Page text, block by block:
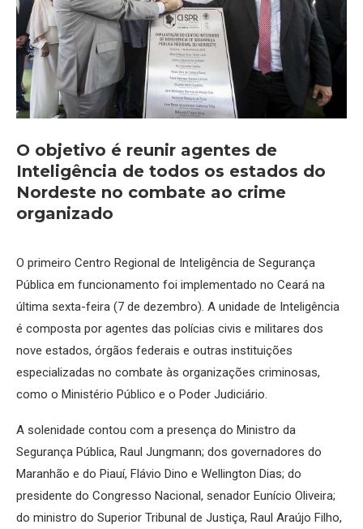
O objetivo é reunir agentes de
Inteligência de todos os estados do
Nordeste no combate ao crime
organizado
O primeiro Centro Regional de Inteligência de Segurança
Pública em funcionamento foi implementado no Ceará na
última sexta-feira (7 de dezembro). A unidade de Inteligência
é composta por agentes das polícias civis e militares dos
nove estados, órgãos federais e outras instituições
especializadas no combate às organizações criminosas,
como o Ministério Público e o Poder Judiciário.
A solenidade contou com a presença do Ministro da
Segurança Pública, Raul Jungmann; dos governadores do
Maranhão e do Piauí, Flávio Dino e Wellington Dias; do
presidente do Congresso Nacional, senador Eunício Oliveira;
do ministro do Superior Tribunal de Justiça, Raul Araújo Filho,